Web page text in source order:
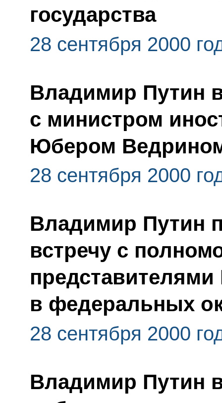
государства
28 сентября 2000
Владимир Путин
с министром
Юбером
28 сентября 2000
Владимир Путин
встречу с
представителями
в федеральных
28 сентября 2000
Владимир Путин